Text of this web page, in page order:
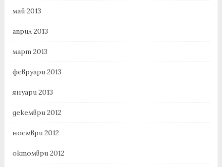
май 2013
април 2013
март 2013
февруари 2013
януари 2013
декември 2012
ноември 2012
октомври 2012